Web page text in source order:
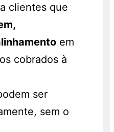
clientes que
em
cobrados à
ser
sem o